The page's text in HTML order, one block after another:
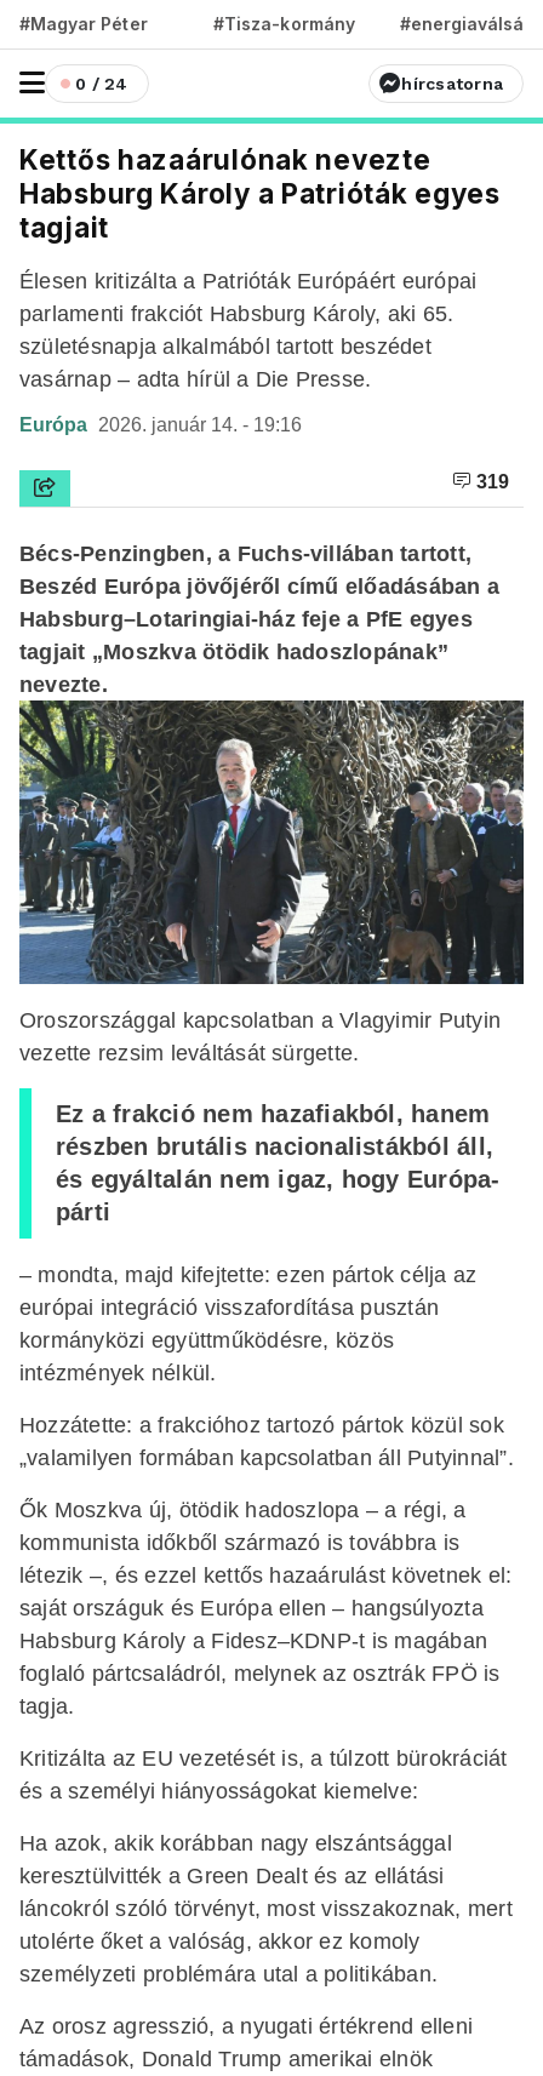
#Magyar Péter #Tisza-kormány #energiaválság
0 / 24 hírcsatorna
Kettős hazaárulónak nevezte
Habsburg Károly a Patrióták egyes
tagjait
Élesen kritizálta a Patrióták Európáért európai
parlamenti frakciót Habsburg Károly, aki 65.
születésnapja alkalmából tartott beszédet
vasárnap – adta hírül a Die Presse.
Európa 2026. január 14. - 19:16
319
Bécs-Penzingben, a Fuchs-villában tartott,
Beszéd Európa jövőjéről című előadásában a
Habsburg–Lotaringiai-ház feje a PfE egyes
tagjait „Moszkva ötödik hadoszlopának”
nevezte.
Oroszországgal kapcsolatban a Vlagyimir Putyin
vezette rezsim leváltását sürgette.
Ez a frakció nem hazafiakból, hanem
részben brutális nacionalistákból áll,
és egyáltalán nem igaz, hogy Európa-
párti
– mondta, majd kifejtette: ezen pártok célja az
európai integráció visszafordítása pusztán
kormányközi együttműködésre, közös
intézmények nélkül.
Hozzátette: a frakcióhoz tartozó pártok közül sok
„valamilyen formában kapcsolatban áll Putyinnal”.
Ők Moszkva új, ötödik hadoszlopa – a régi, a
kommunista időkből származó is továbbra is
létezik –, és ezzel kettős hazaárulást követnek el:
saját országuk és Európa ellen – hangsúlyozta
Habsburg Károly a Fidesz–KDNP-t is magában
foglaló pártcsaládról, melynek az osztrák FPÖ is
tagja.
Kritizálta az EU vezetését is, a túlzott bürokráciát
és a személyi hiányosságokat kiemelve:
Ha azok, akik korábban nagy elszántsággal
keresztülvitték a Green Dealt és az ellátási
láncokról szóló törvényt, most visszakoznak, mert
utolérte őket a valóság, akkor ez komoly
személyzeti problémára utal a politikában.
Az orosz agresszió, a nyugati értékrend elleni
támadások, Donald Trump amerikai elnök